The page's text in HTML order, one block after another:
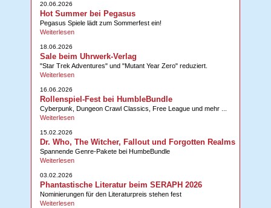
20.06.2026
Hot Summer bei Pegasus
Pegasus Spiele lädt zum Sommerfest ein!
Weiterlesen
18.06.2026
Sale beim Uhrwerk-Verlag
"Star Trek Adventures" und "Mutant Year Zero" reduziert.
Weiterlesen
16.06.2026
Rollenspiel-Fest bei HumbleBundle
Cyberpunk, Dungeon Crawl Classics, Free League und mehr ...
Weiterlesen
15.02.2026
Dr. Who, The Witcher, Fallout und Forgotten Realms
Spannende Genre-Pakete bei HumbeBundle
Weiterlesen
03.02.2026
Phantastische Literatur beim SERAPH 2026
Nominierungen für den Literaturpreis stehen fest
Weiterlesen